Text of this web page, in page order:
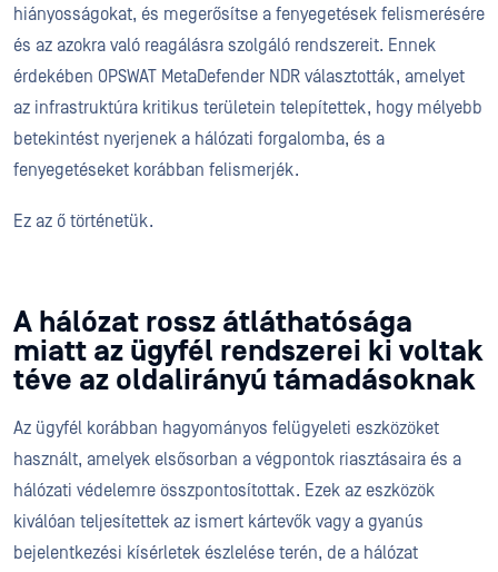
hiányosságokat, és megerősítse a fenyegetések felismerésére
és az azokra való reagálásra szolgáló rendszereit. Ennek
érdekében OPSWAT MetaDefender NDR választották, amelyet
az infrastruktúra kritikus területein telepítettek, hogy mélyebb
betekintést nyerjenek a hálózati forgalomba, és a
fenyegetéseket korábban felismerjék.
Ez az ő történetük.
A hálózat rossz átláthatósága
miatt az ügyfél rendszerei ki voltak
téve az oldalirányú támadásoknak
Az ügyfél korábban hagyományos felügyeleti eszközöket
használt, amelyek elsősorban a végpontok riasztásaira és a
hálózati védelemre összpontosítottak. Ezek az eszközök
kiválóan teljesítettek az ismert kártevők vagy a gyanús
bejelentkezési kísérletek észlelése terén, de a hálózat